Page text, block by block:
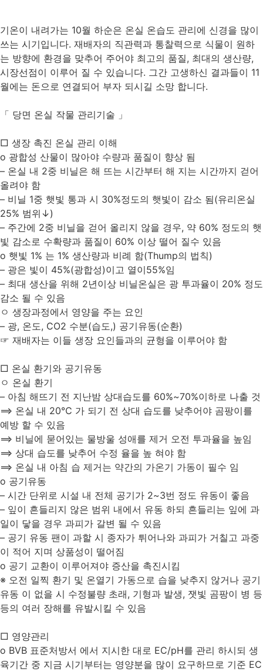
기온이 내려가는 10월 하순은 온실 온습도 관리에 신경을 많이
쓰는 시기입니다. 재배자의 직관력과 통찰력으로 식물이 원하
는 방향에 환경을 맞추어 주어야 최고의 품질, 최대의 생산량,
시장선점이 이루어 질 수 있습니다. 그간 고생하신 결과들이 11
월에는 돈으로 연결되어 부자 되시길 소망 합니다.
「 당면 온실 작물 관리기술 」
□ 생장 촉진 온실 관리 이해
o 광합성 산물이 많아야 수량과 품질이 향상 됨
– 온실 내 2중 비닐은 해 뜨는 시간부터 해 지는 시간까지 걷어
올려야 함
– 비닐 1중 햇빛 통과 시 30%정도의 햇빛이 감소 됨(유리온실
25% 범위↓)
– 주간에 2중 비닐을 걷어 올리지 않을 경우, 약 60% 정도의 햇
빛 감소로 수확량과 품질이 60% 이상 떨어 질수 있음
o 햇빛 1% 는 1% 생산량과 비례 함(Thump의 법칙)
– 광은 빛이 45%(광합성)이고 열이55%임
– 최대 생산을 위해 2년이상 비닐온실은 광 투과율이 20% 정도
감소 될 수 있음
ㅇ 생장과정에서 영양을 주는 요인
– 광, 온도, CO2 수분(습도,) 공기유동(순환)
☞ 재배자는 이들 생장 요인들과의 균형을 이루어야 함
□ 온실 환기와 공기유동
ㅇ 온실 환기
– 아침 해뜨기 전 지난밤 상대습도를 60%~70%이하로 나출 것
⟹ 온실 내 20℃ 가 되기 전 상대 습도를 낮추어야 곰팡이를
예방 할 수 있음
⟹ 비닐에 묻어있는 물방울 성애를 제거 오전 투과율을 높임
⟹ 상대 습도를 낮추어 수정 율을 높 혀야 함
⟹ 온실 내 아침 습 제거는 약간의 가온기 가동이 필수 임
o 공기유동
– 시간 단위로 시설 내 전체 공기가 2~3번 정도 유동이 좋음
– 잎이 흔들리지 않은 범위 내에서 유동 하되 흔들리는 잎에 과
일이 닿을 경우 과피가 갈변 될 수 있음
– 공기 유동 팬이 과할 시 종자가 튀어나와 과피가 거칠고 과중
이 적어 지며 상품성이 떨어짐
o 공기 교환이 이루어져야 증산을 촉진시킴
※ 오전 일찍 환기 및 온열기 가동으로 습을 낮추지 않거나 공기
유동 이 없을 시 수정불량 초래, 기형과 발생, 잿빛 곰팡이 병 등
등의 여러 장해를 유발시킬 수 있음
□ 영양관리
o BVB 표준처방서 에서 지시한 대로 EC/pH를 관리 하시되 생
육기간 중 지금 시기부터는 영양분을 많이 요구하므로 기준 EC